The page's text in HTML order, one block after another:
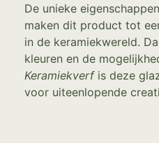
De unieke
maken dit product tot
in de keramiekwereld.
kleuren en de
Keramiekverfis deze
voor uiteenlopende